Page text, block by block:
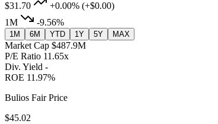
$31.70 +0.00% (+$0.00)
1M
-9.56%
1M 6M YTD 1Y 5Y MAX
Market Cap $487.9M
P/E Ratio 11.65x
Div. Yield -
ROE 11.97%
Bulios Fair Price
$45.02